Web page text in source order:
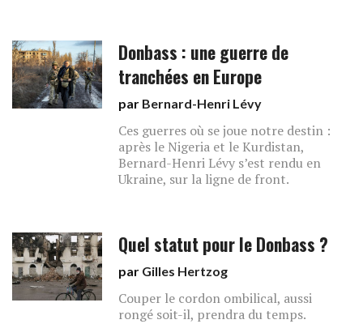
Donbass : une guerre de
tranchées en Europe
par Bernard-Henri Lévy
Ces guerres où se joue notre destin :
après le Nigeria et le Kurdistan,
Bernard-Henri Lévy s’est rendu en
Ukraine, sur la ligne de front.
Quel statut pour le Donbass ?
par Gilles Hertzog
Couper le cordon ombilical, aussi
rongé soit-il, prendra du temps.